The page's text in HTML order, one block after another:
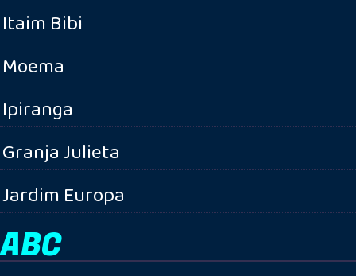
Itaim Bibi
Moema
Ipiranga
Granja Julieta
Jardim Europa
ABC